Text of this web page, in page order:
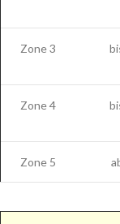
Zone 3
Zone 4
Zone 5